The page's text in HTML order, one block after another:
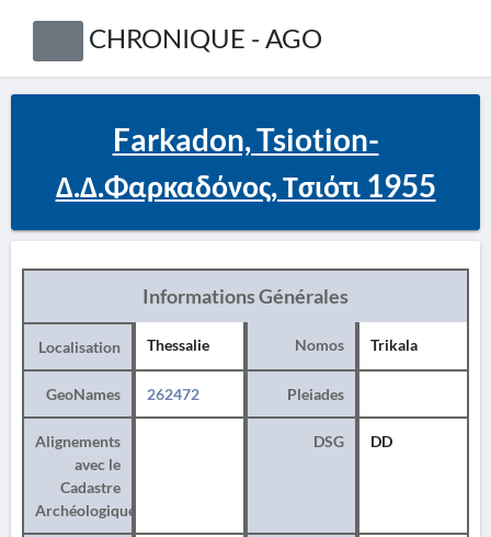
CHRONIQUE - AGO
Farkadon, Tsiotion-
Δ.Δ.Φαρκαδόνος, Τσιότι 1955
Informations Générales
Localisation Thessalie Nomos Trikala
GeoNames 262472 Pleiades
Alignements
avec le
Cadastre
Archéologique
DSG DD